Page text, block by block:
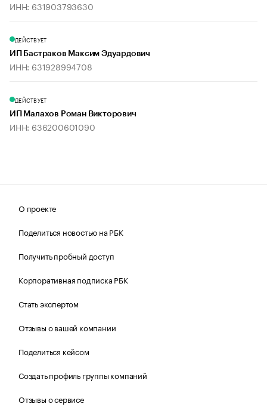
ИНН: 631903793630
ДЕЙСТВУЕТ
ИП Бастраков Максим Эдуардович
ИНН: 631928994708
ДЕЙСТВУЕТ
ИП Малахов Роман Викторович
ИНН: 636200601090
О проекте
Поделиться новостью на РБК
Получить пробный доступ
Корпоративная подписка РБК
Стать экспертом
Отзывы о вашей компании
Поделиться кейсом
Создать профиль группы компаний
Отзывы о сервисе